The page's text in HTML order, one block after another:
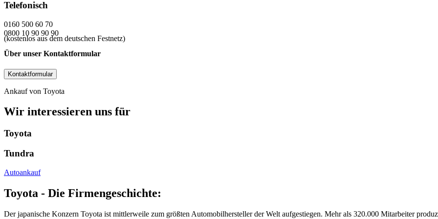
Telefonisch
0160 500 60 70
0800 10 90 90 90
(kostenlos aus dem deutschen Festnetz)
Über unser Kontaktformular
Kontaktformular
Ankauf von Toyota
Wir interessieren uns für
Toyota
Tundra
Autoankauf
Toyota - Die Firmengeschichte:
Der japanische Konzern Toyota ist mittlerweile zum größten Automobilhersteller der Welt aufgestiegen. Mehr als 320.000 Mitarbeiter